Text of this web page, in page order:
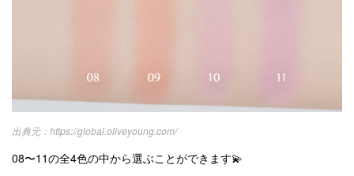
https://global.oliveyoung.com/
08〜11の全4色の中から選ぶことができます💫